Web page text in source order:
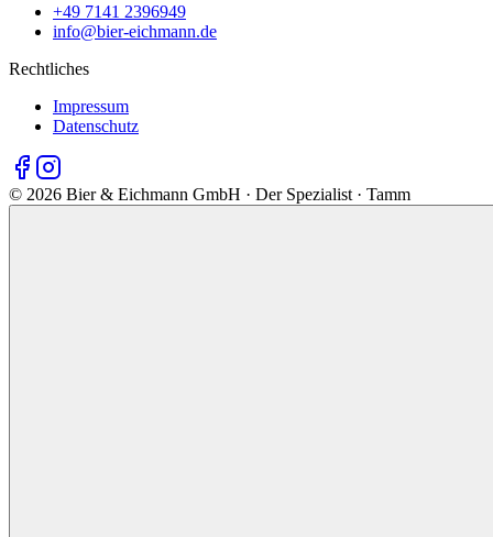
+49 7141 2396949
info@bier-eichmann.de
Rechtliches
Impressum
Datenschutz
© 2026 Bier & Eichmann GmbH · Der Spezialist · Tamm